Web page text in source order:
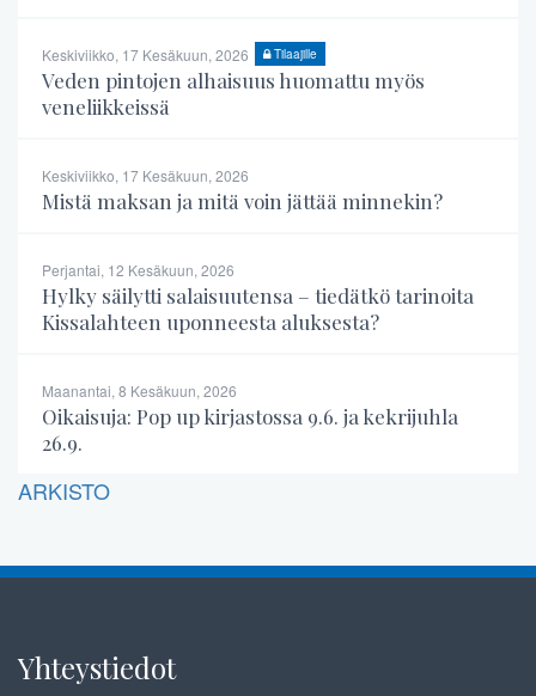
Keskiviikko, 17 Kesäkuun, 2026 Tilaajille
Veden pintojen alhaisuus huomattu myös
veneliikkeissä
Keskiviikko, 17 Kesäkuun, 2026
Mistä maksan ja mitä voin jättää minnekin?
Perjantai, 12 Kesäkuun, 2026
Hylky säilytti salaisuutensa – tiedätkö tarinoita
Kissalahteen uponneesta aluksesta?
Maanantai, 8 Kesäkuun, 2026
Oikaisuja: Pop up kirjastossa 9.6. ja kekrijuhla
26.9.
ARKISTO
Yhteystiedot